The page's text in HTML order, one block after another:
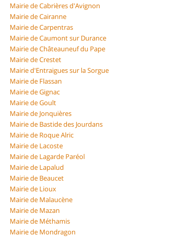
Mairie de Cabrières d'Avignon
Mairie de Cairanne
Mairie de Carpentras
Mairie de Caumont sur Durance
Mairie de Châteauneuf du Pape
Mairie de Crestet
Mairie d'Entraigues sur la Sorgue
Mairie de Flassan
Mairie de Gignac
Mairie de Goult
Mairie de Jonquières
Mairie de Bastide des Jourdans
Mairie de Roque Alric
Mairie de Lacoste
Mairie de Lagarde Paréol
Mairie de Lapalud
Mairie de Beaucet
Mairie de Lioux
Mairie de Malaucène
Mairie de Mazan
Mairie de Méthamis
Mairie de Mondragon